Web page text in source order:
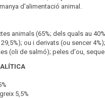
d'alimentació animal.
animals (65%; dels quals au
ou i derivats (ou sencer
(oli de salmó); peles d'ou,
5,5%